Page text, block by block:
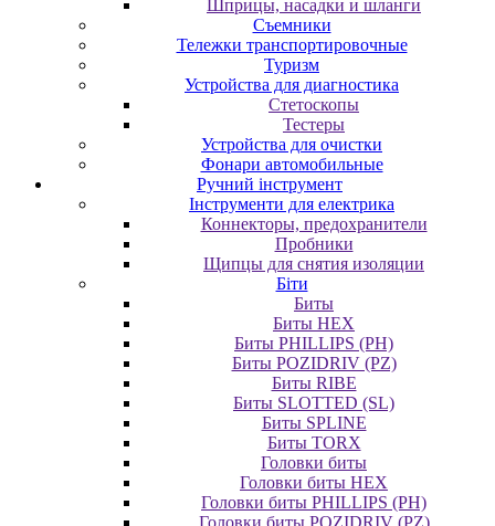
Шприцы, насадки и шланги
Съемники
Тележки транспортировочные
Туризм
Устройства для диагностика
Стетоскопы
Тестеры
Устройства для очистки
Фонари автомобильные
Ручний інструмент
Інструменти для електрика
Коннекторы, предохранители
Пробники
Щипцы для снятия изоляции
Біти
Биты
Биты HEX
Биты PHILLIPS (PH)
Биты POZIDRIV (PZ)
Биты RIBE
Биты SLOTTED (SL)
Биты SPLINE
Биты TORX
Головки биты
Головки биты HEX
Головки биты PHILLIPS (PH)
Головки биты POZIDRIV (PZ)